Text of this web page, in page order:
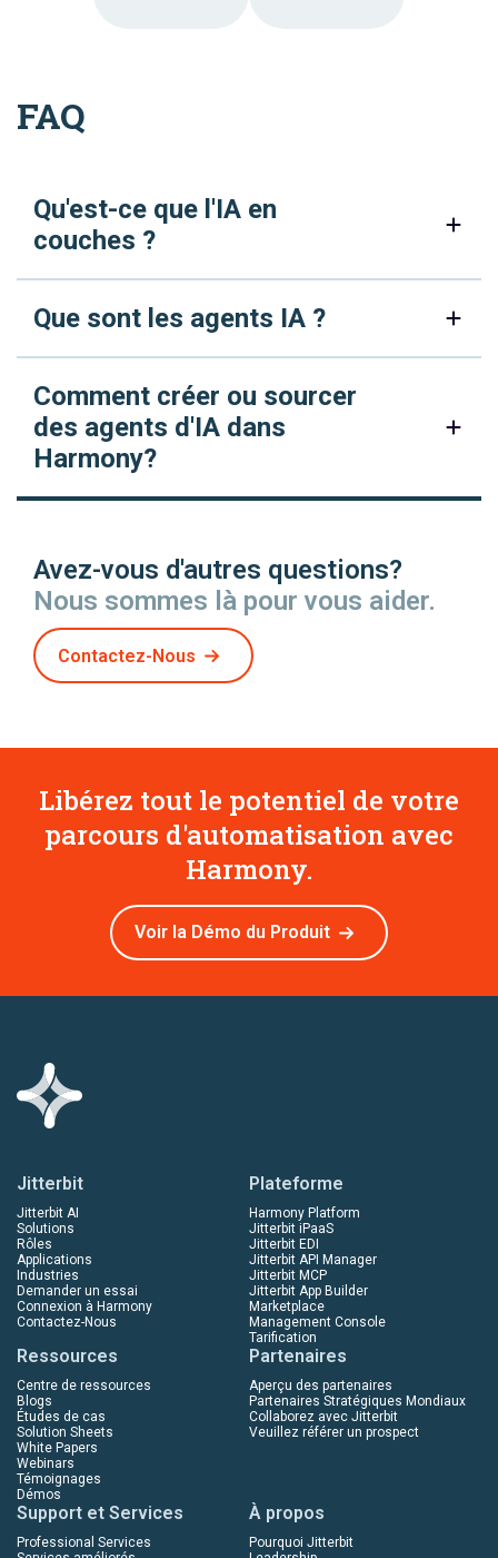
FAQ
Qu'est-ce que l'IA en
couches ?
Que sont les agents IA ?
Comment créer ou sourcer
des agents d'IA dans
Harmony?
Avez-vous d'autres questions?
Nous sommes là pour vous aider.
Contactez-Nous
Libérez tout le potentiel de votre
parcours d'automatisation avec
Harmony.
Voir la Démo du Produit
Jitterbit
Jitterbit AI
Solutions
Rôles
Applications
Industries
Demander un essai
Connexion à Harmony
Contactez-Nous
Plateforme
Harmony Platform
Jitterbit iPaaS
Jitterbit EDI
Jitterbit API Manager
Jitterbit MCP
Jitterbit App Builder
Marketplace
Management Console
Tarification
Ressources
Centre de ressources
Blogs
Études de cas
Solution Sheets
White Papers
Webinars
Témoignages
Démos
Partenaires
Aperçu des partenaires
Partenaires Stratégiques Mondiaux
Collaborez avec Jitterbit
Veuillez référer un prospect
Support et Services
Professional Services
À propos
Pourquoi Jitterbit